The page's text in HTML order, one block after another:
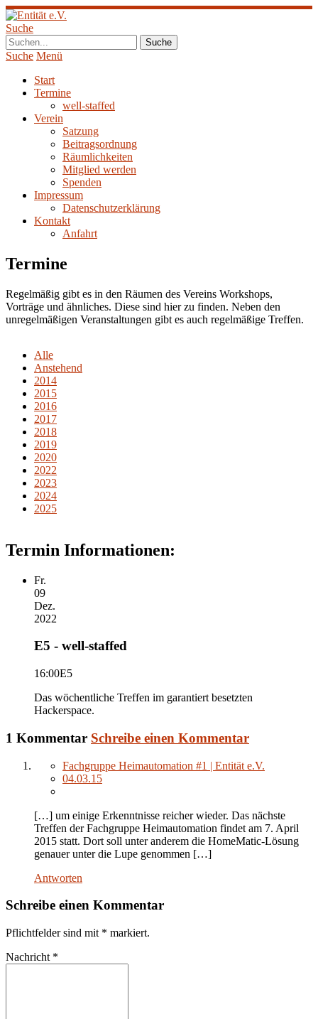
Suche
Suche Menü
Start
Termine
well-staffed
Verein
Satzung
Beitragsordnung
Räumlichkeiten
Mitglied werden
Spenden
Impressum
Datenschutzerklärung
Kontakt
Anfahrt
Termine
Regelmäßig gibt es in den Räumen des Vereins Workshops,
Vorträge und ähnliches. Diese sind hier zu finden. Neben den
unregelmäßigen Veranstaltungen gibt es auch regelmäßige Treffen.
Alle
Anstehend
2014
2015
2016
2017
2018
2019
2020
2022
2023
2024
2025
Termin Informationen:
Fr.
09
Dez.
2022
E5 - well-staffed
16:00E5
Das wöchentliche Treffen im garantiert besetzten
Hackerspace.
1 Kommentar Schreibe einen Kommentar
Fachgruppe Heimautomation #1 | Entität e.V.
04.03.15
[…] um einige Erkenntnisse reicher wieder. Das nächste
Treffen der Fachgruppe Heimautomation findet am 7. April
2015 statt. Dort soll unter anderem die HomeMatic-Lösung
genauer unter die Lupe genommen […]
Antworten
Schreibe einen Kommentar
Pflichtfelder sind mit * markiert.
Nachricht *